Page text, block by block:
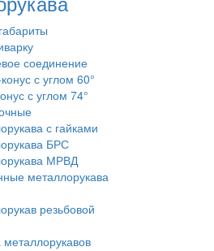
соединение
с углом 60°
с углом 74°
с гайками
БРС
МРВД
металлорукава
резьбовой